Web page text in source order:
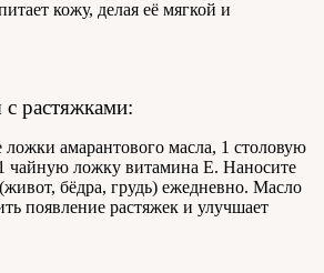
кожу, делая её мягкой и
растяжками:
амарантового масла, 1 столовую
чайную ложку витамина E. Наносите
бёдра, грудь) ежедневно. Масло
появление растяжек и улучшает